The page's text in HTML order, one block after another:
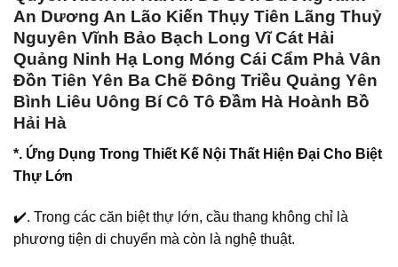
An Dương An Lão Kiến Thụy Tiên Lãng Thuỷ
Nguyên Vĩnh Bảo Bạch Long Vĩ Cát Hải
Quảng Ninh Hạ Long Móng Cái Cẩm Phả Vân
Đồn Tiên Yên Ba Chẽ Đông Triều Quảng Yên
Bình Liêu Uông Bí Cô Tô Đầm Hà Hoành Bồ
Hải Hà
*. Ứng Dụng Trong Thiết Kế Nội Thất Hiện Đại Cho Biệt
Thự Lớn
✔️. Trong các căn biệt thự lớn, cầu thang không chỉ là
phương tiện di chuyển mà còn là nghệ thuật.